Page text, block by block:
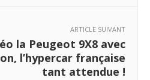
ARTICLE SUIVANT
la Peugeot 9X8 avec
l’hypercar française
tant attendue !